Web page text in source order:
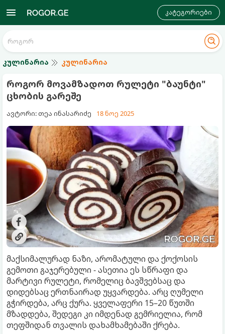
კატეგორიები
კულინარია კულინარია
როგორ მოვამზადოთ რულეტი "ბაუნტი"
ცხობის გარეშე
ავტორი: თეა ინასარიძე 18 ნოე 2025
მაქსიმალურად ნაზი, არომატული და ქოქოსის
გემოთი გაჯერებული - ასეთია ეს სწრაფი და
მარტივი რულეტი, რომელიც ბავშვებსაც და
დიდებსაც ერთნაირად უყვარდება. არც ღუმელი
გჭირდება, არც ქურა. ყველაფერი 15–20 წუთში
მზადდება, შედეგი კი იმდენად გემრიელია, რომ
თეფშიდან თვალის დახამხამებაში ქრება.